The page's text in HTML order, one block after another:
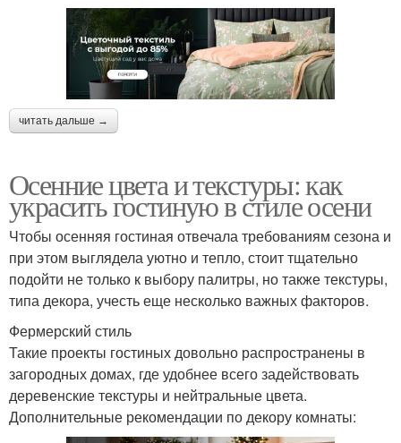
читать дальше →
Осенние цвета и текстуры: как
украсить гостиную в стиле осени
Чтобы осенняя гостиная отвечала требованиям сезона и
при этом выглядела уютно и тепло, стоит тщательно
подойти не только к выбору палитры, но также текстуры,
типа декора, учесть еще несколько важных факторов.
Фермерский стиль
Такие проекты гостиных довольно распространены в
загородных домах, где удобнее всего задействовать
деревенские текстуры и нейтральные цвета.
Дополнительные рекомендации по декору комнаты: